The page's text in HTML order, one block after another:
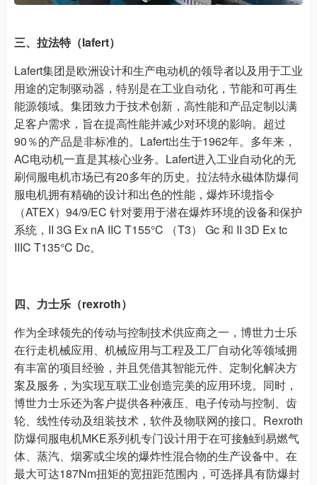
三、拉法特（lafert）
Lafert集团是欧洲设计和生产电动机的领导者以及用于工业
用途的定制驱动器，特别是在工业自动化，节能和可再生
能源领域。集团致力于技术创新，高性能和产品定制以满
足客户需求，旨在提高性能并减少对环境的影响。超过
90％的产品是非标准的。Lafert出生于1962年。多年来，
AC电动机一直是其核心业务。Lafert进入工业自动化的无
刷伺服电机市场已有20多年的历史。拉法特永磁体防爆伺
服电机拥有精确的设计和出色的性能，爆炸环境指令
（ATEX）94/9/EC 针对要用于潜在爆炸环境的设备和保护
系统，II 3G Ex nA IIC T155°C （T3） Gc 和 II 3D Ex tc
IIIC T135°C Dc。
四、力士乐（rexroth）
作为全球领先的传动与控制技术供应商之一，博世力士乐
在行走机械应用、机械应用与工程及工厂自动化等领域拥
有丰富的项目经验，并且凭借其智能元件、定制化解决方
案及服务，为实现互联工业创造完美的应用环境。同时，
博世力士乐还为客户提供各种液压、电子传动与控制、齿
轮、线性传动及组装技术，软件及物联网的接口。Rexroth
防爆伺服电机MKE系列机专门设计用于在可接触到易燃气
体、蒸汽、烟雾或尘埃的爆炸性混合物的生产设备中。在
最大可达187Nm扭矩的宽扭距范围内，可选择具有防爆封